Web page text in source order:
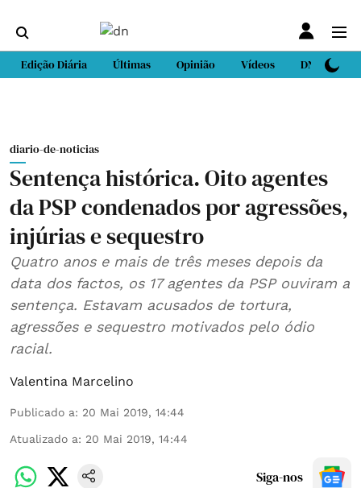
Edição Diária Últimas Opinião Vídeos DN Sport
diario-de-noticias
Sentença histórica. Oito agentes
da PSP condenados por agressões,
injúrias e sequestro
Quatro anos e mais de três meses depois da
data dos factos, os 17 agentes da PSP ouviram a
sentença. Estavam acusados de tortura,
agressões e sequestro motivados pelo ódio
racial.
Valentina Marcelino
Publicado a: 20 Mai 2019, 14:44
Atualizado a: 20 Mai 2019, 14:44
Siga-nos